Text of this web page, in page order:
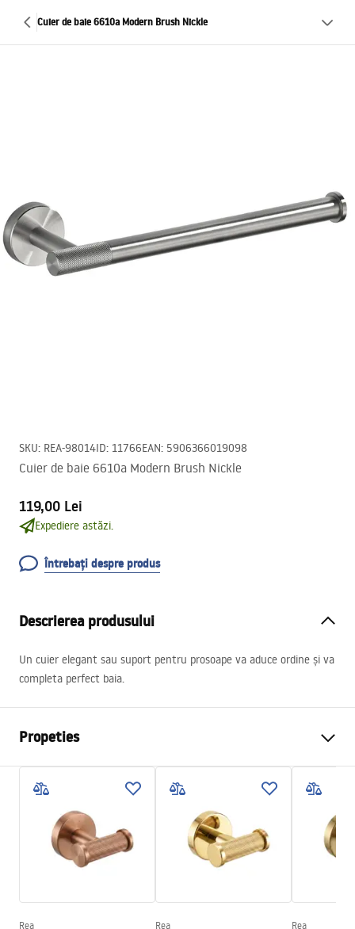
Cuier de baie 6610a Modern Brush Nickle
SKU: REA-98014ID: 11766EAN: 5906366019098
Cuier de baie 6610a Modern Brush Nickle
119,00 Lei
Expediere astăzi.
Întrebați despre produs
Descrierea produsului
Un cuier elegant sau suport pentru prosoape va aduce ordine și va
completa perfect baia.
Propeties
Metodă de montaj
Cu șuruburi
Latime
265 mm
Adâncime
80mm
Rea Rea Rea